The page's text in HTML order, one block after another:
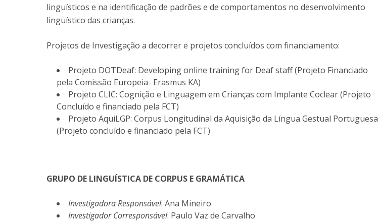
linguísticos e na identificação de padrões e de comportamentos no desenvolvimento
linguístico das crianças.
Projetos de Investigação a decorrer e projetos concluídos com financiamento:
Projeto DOTDeaf: Developing online training for Deaf staff (Projeto Financiado
pela Comissão Europeia- Erasmus KA)
​Projeto CLIC: Cognição e Linguagem em Crianças com Implante Coclear (Projeto
Concluído e financiado pela FCT)
Projeto AquiLGP: Corpus Longitudinal da Aquisição da Língua Gestual Portuguesa
(Projeto concluído e financiado pela FCT)
GRUPO DE LINGUÍSTICA DE CORPUS E GRAMÁTICA
Investigadora Responsável: Ana Mineiro
Investigador Corresponsável: Paulo Vaz de Carvalho